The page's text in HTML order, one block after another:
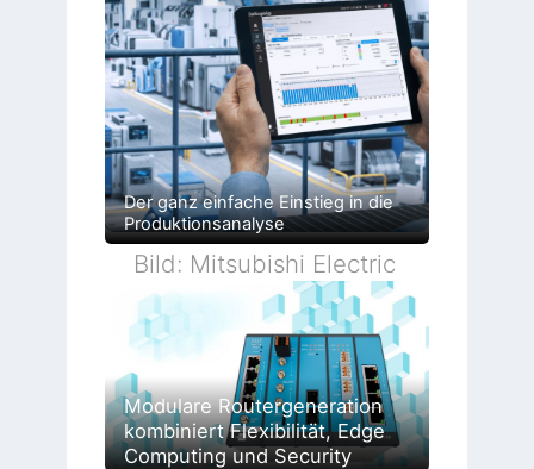
Der ganz einfache Einstieg in die
Produktionsanalyse
Bild: Mitsubishi Electric
Modulare Routergeneration
kombiniert Flexibilität, Edge
Computing und Security